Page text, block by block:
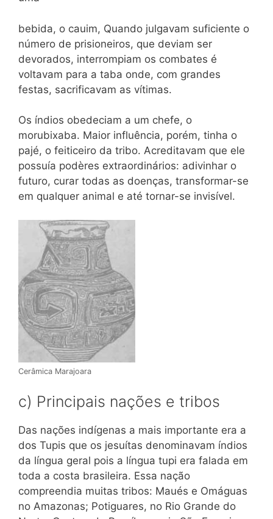
bebida, o cauim, Quando julgavam suficiente o
número de prisioneiros, que deviam ser
devorados, interrompiam os combates é
voltavam para a taba onde, com grandes
festas, sacrificavam as vítimas.
Os índios obedeciam a um chefe, o
morubixaba. Maior influência, porém, tinha o
pajé, o feiticeiro da tribo. Acreditavam que ele
possuía podères extraordinários: adivinhar o
futuro, curar todas as doenças, transformar-se
em qualquer animal e até tornar-se invisível.
Cerâmica Marajoara
c) Principais nações e tribos
Das nações indígenas a mais importante era a
dos Tupis que os jesuítas denominavam índios
da língua geral pois a língua tupi era falada em
toda a costa brasileira. Essa nação
compreendia muitas tribos: Maués e Omáguas
no Amazonas; Potiguares, no Rio Grande do